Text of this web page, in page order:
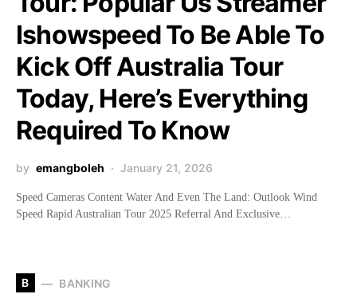
Ishowspeed To Be Able To
Kick Off Australia Tour
Today, Here’s Everything
Required To Know
by emangboleh January 21, 2026
Speed Cameras Content Water And Even The Land: Outlook Wind
Speed Rapid Australian Tour 2025 Referral And Exclusive…
B BANKING